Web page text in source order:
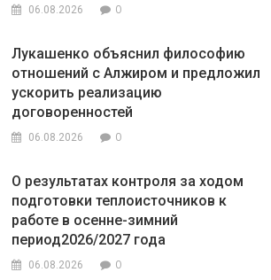
06.08.2026 0
Лукашенко объяснил философию
отношений с Алжиром и предложил
ускорить реализацию
договоренностей
06.08.2026 0
О результатах контроля за ходом
подготовки теплоисточников к
работе в осенне-зимний
период2026/2027 года
06.08.2026 0